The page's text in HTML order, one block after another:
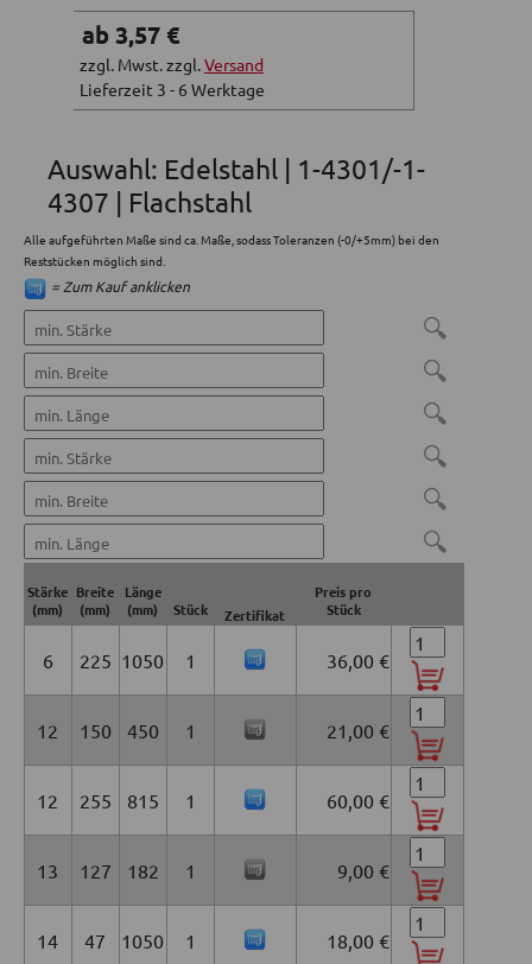
ab 3,57 €
zzgl. Mwst. zzgl.Versand
Lieferzeit 3 - 6 Werktage
Auswahl: Edelstahl | 1-4301/-1-
4307 | Flachstahl
Alle aufgeführten Maße sind ca. Maße, sodass Toleranzen (-0/+5mm) bei den
Reststücken möglich sind.
= Zum Kauf anklicken
🔍
🔍
🔍
🔍
🔍
🔍
Zertifikat
Stärke
(mm)
Breite
(mm)
Länge
(mm)
Stück
Preis pro
Stück
6 225 1050 1 36,00 €
12 150 450 1 21,00 €
12 255 815 1 60,00 €
13 127 182 1 9,00 €
14 47 1050 1 18,00 €